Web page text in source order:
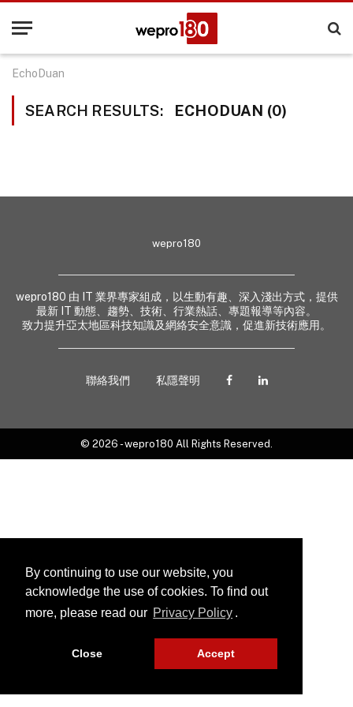
By continuing to use our website, you
acknowledge the use of cookies. To find out
more, please read our Privacy Policy .
Close Accept
EchoDuan
SEARCH RESULTS: ECHODUAN (0)
wepro180
wepro180 由 IT 業界專家組成，以生動有趣、深入淺出方式，提供
最新 IT 動態、趨勢、技術、行業熱話、專題報導等內容。
致力提升亞太地區科技知識及網絡安全意識，促進新技術應用。
聯絡我們 私隱聲明
© 2026 - wepro180 All Rights Reserved.